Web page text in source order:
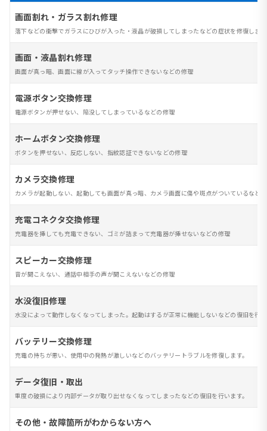
画面割れ・ガラス割れ修理
落下などの衝撃でガラスにひびが入った・液晶が破損してしまったなどの症状を修復しま
画面・液晶割れ修理
画面が真っ暗、画面に線が入ってタッチ操作できないなどの修理
電源ボタン交換修理
電源ボタンが押せない、陥没してしまっているなどの修理
ホームボタン交換修理
ボタンを押せない、反応しない、指紋認証できないなどの修理
カメラ交換修理
カメラが起動しない、起動しても画面が真っ暗、カメラ画面に傷や斑点がついているなど
充電コネクタ交換修理
充電器を挿しても充電できない、ゴミが詰まって充電器が挿せないなどの修理
スピーカー交換修理
音が聞こえない、通話中相手の声が聞こえないなどの修理
水没復旧修理
水没によって動作しなくなってしまった。起動はするが正常に機能しないなどの復旧を行
バッテリー交換修理
充電の持ちが悪い、使用中の発熱が激しいなどのバッテリートラブルを修復します。
データ復旧・取出
重度の破損により内部データが取り出せなくなってしまったなどの復旧を行います。
その他・故障箇所がわからない方へ